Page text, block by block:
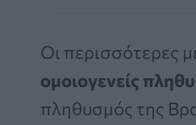
Οι περισσότερες
ομοιογενείς
πληθυσμός της